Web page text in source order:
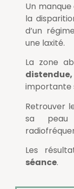
Un
la
d’un
une laxité.
La zone
importante
Retrouver
sa
Les
séance.